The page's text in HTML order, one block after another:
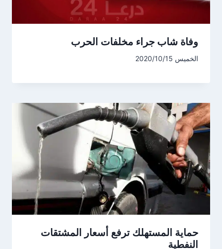
وفاة شاب جراء مخلفات الحرب
الخميس 2020/10/15
حماية المستهلك ترفع أسعار المشتقات
النفطية